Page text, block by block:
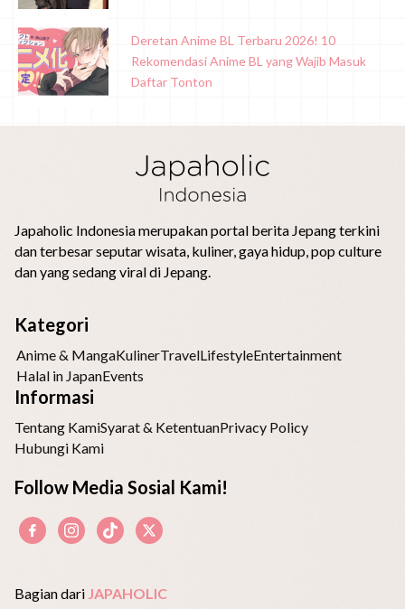
Deretan Anime BL Terbaru 2026! 10
Rekomendasi Anime BL yang Wajib Masuk
Daftar Tonton
Japaholic Indonesia merupakan portal berita Jepang terkini
dan terbesar seputar wisata, kuliner, gaya hidup, pop culture
dan yang sedang viral di Jepang.
Kategori
Anime & MangaKulinerTravelLifestyleEntertainment
Halal in JapanEvents
Informasi
Tentang KamiSyarat & KetentuanPrivacy Policy
Hubungi Kami
Follow Media Sosial Kami!
Bagian dari JAPAHOLIC